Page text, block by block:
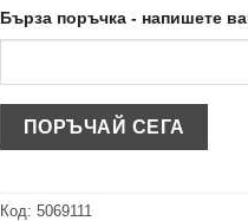
Бърза поръчка - напишете
Код:5069111